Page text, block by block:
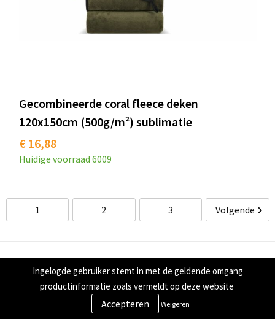
Gecombineerde coral fleece deken
120x150cm (500g/m²) sublimatie
€ 16,88
Huidige voorraad 6009
1 2 3 Volgende
Contact
Tulpstraat 79/81
2282 NN Rijswijk
Ingelogde gebruiker stemt in met de geldende omgang
productinformatie zoals vermeldt op deze website
Weigeren